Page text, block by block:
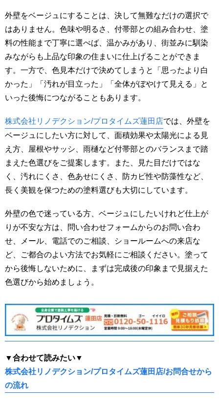
外壁をベージュにすることは、決して無難なだけの選択で
はありません。色味や明るさ、付帯部との組み合わせ、塗
料の性能まで丁寧に選べば、温かみがあり、街並みに馴染
みながらも上品な印象の住まいに仕上げることができま
す。一方で、色見本だけで決めてしまうと「思ったより白
かった」「汚れが目立った」「全体がぼやけて見える」と
いった後悔につながることもあります。
株式会社リノデクション/プロタイムズ蓮田店では、外壁を
ベージュにしたい方に対して、面積効果や太陽光による見
え方、屋根やサッシ、雨樋など付帯部とのバランスまで踏
まえた色選びをご提案します。また、見た目だけではな
く、汚れにくさ、色あせにくさ、防カビ性や防藻性など、
長く美観を保つための塗料選びも大切にしています。
外壁の色で迷っている方、ベージュにしたいけれど仕上が
りが不安な方は、問い合わせフォームからのお問い合わ
せ、メール、電話でのご相談、ショールームへの来店な
ど、ご都合のよい方法でお気軽にご相談ください。塗って
から後悔しないために、まずは完成後の印象まで見据えた
色選びから始めましょう。
▼合わせて読みたい▼
株式会社リノデクション/プロタイムズ蓮田店/お問合せから
の流れ